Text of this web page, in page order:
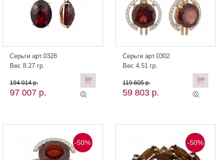
Серьги арт.0328
Вес 8.27 гр.
97 007 р.
194 014 р.
Серьги арт.0302
Вес 4.51 гр.
59 803 р.
119 605 р.
-50% -50%